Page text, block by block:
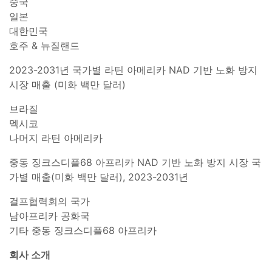
일본
대한민국
호주 & 뉴질랜드
2023-2031년 국가별 라틴 아메리카 NAD 기반 노화 방지
시장 매출 (미화 백만 달러)
브라질
멕시코
나머지 라틴 아메리카
중동 징크스디플68 아프리카 NAD 기반 노화 방지 시장 국
가별 매출(미화 백만 달러), 2023-2031년
걸프협력회의 국가
남아프리카 공화국
기타 중동 징크스디플68 아프리카
회사 소개